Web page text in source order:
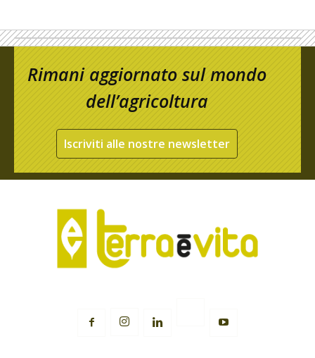
Rimani aggiornato sul mondo
dell’agricoltura
Iscriviti alle nostre newsletter